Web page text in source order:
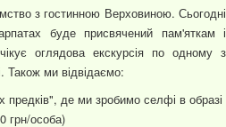
з гостинною Верховиною. Сьогодні
буде присвячений пам'яткам і
оглядова екскурсія по одному з
Також ми відвідаємо:
предків", де ми зробимо селфі в образі
грн/особа)